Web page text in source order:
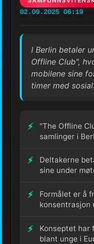
02.09.2025 06:19
I Berlin betaler
Offline Club",
mobilene sine
timer med
"The Offline
samlinger i
Deltakerne
sine under
Formålet er å
konsentrasjon
Konseptet har
blant unge i